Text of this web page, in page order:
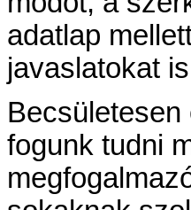
adatlap
javaslatokat
fogunk tudni